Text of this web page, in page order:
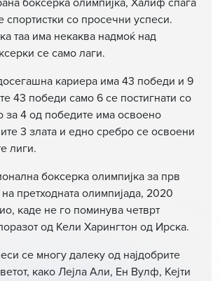
боксерка олимпијка, Хaлиф спаѓа
спортистки со просечни успеси.
таа има некаква надмоќ над
се само лаги.
кариера има 43 победи и 9
43 победи само 6 се постигнати со
за 4 од победите има освоено
3 злата и едно сребро се освоени
лиги.
боксерка олимпијка за прв
на претходната олимпијада, 2020
каде не го поминува четврт
од Кели Харингтон од Ирска.
се многу далеку од најдобрите
како Лејла Али, Ен Вулф, Кејти